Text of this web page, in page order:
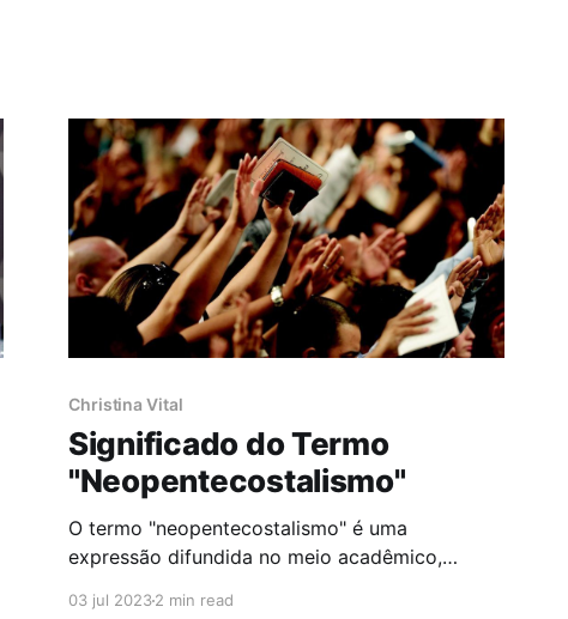
comércios com nomes
Christina Vital
Significado do Termo
"Neopentecostalismo"
O termo "neopentecostalismo" é uma
expressão difundida no meio acadêmico,
03 jul 20232 min read